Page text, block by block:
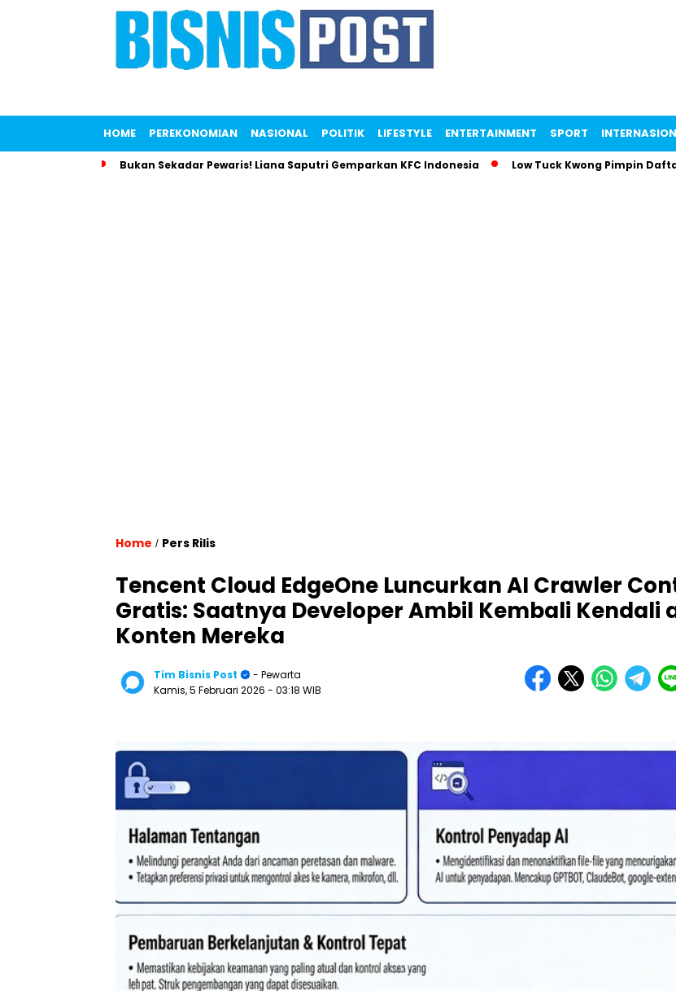
HOME PEREKONOMIAN NASIONAL POLITIK LIFESTYLE ENTERTAINMENT SPORT
Bukan Sekadar Pewaris! Liana Saputri Gemparkan KFC Indonesia Low Tuck Kwong Pimpin
Home / Pers Rilis
Tencent Cloud EdgeOne Luncurkan AI Crawler
Gratis: Saatnya Developer Ambil Kembali Kendali
Konten Mereka
Tim Bisnis Post
- Pewarta
Kamis, 5 Februari 2026 - 03:18 WIB